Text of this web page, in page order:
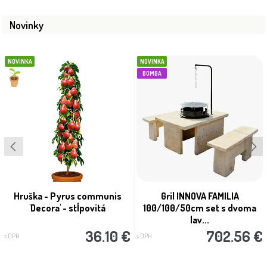
Novinky
NOVINKA
Hruška - Pyrus communis
'Decora' - stĺpovitá
s DPH 36.10 €
NOVINKA
BOMBA
Gril INNOVA FAMILIA
100/100/50cm set s dvoma
lav...
s DPH 702.56 €